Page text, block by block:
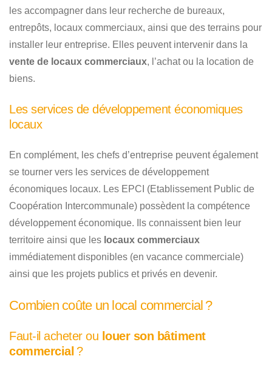
les accompagner dans leur recherche de bureaux,
entrepôts, locaux commerciaux, ainsi que des terrains pour
installer leur entreprise. Elles peuvent intervenir dans la
vente de locaux commerciaux, l’achat ou la location de
biens.
Les services de développement économiques
locaux
En complément, les chefs d’entreprise peuvent également
se tourner vers les services de développement
économiques locaux. Les EPCI (Etablissement Public de
Coopération Intercommunale) possèdent la compétence
développement économique. Ils connaissent bien leur
territoire ainsi que les locaux commerciaux
immédiatement disponibles (en vacance commerciale)
ainsi que les projets publics et privés en devenir.
Combien coûte un local commercial ?
Faut-il acheter ou louer son bâtiment
commercial ?